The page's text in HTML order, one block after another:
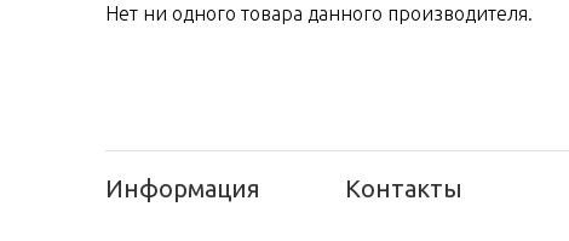
Нет ни одного товара данного производителя.
Информация Контакты